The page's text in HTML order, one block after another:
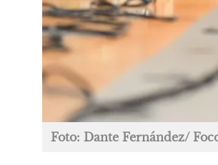
Foto: Dante Fernández/